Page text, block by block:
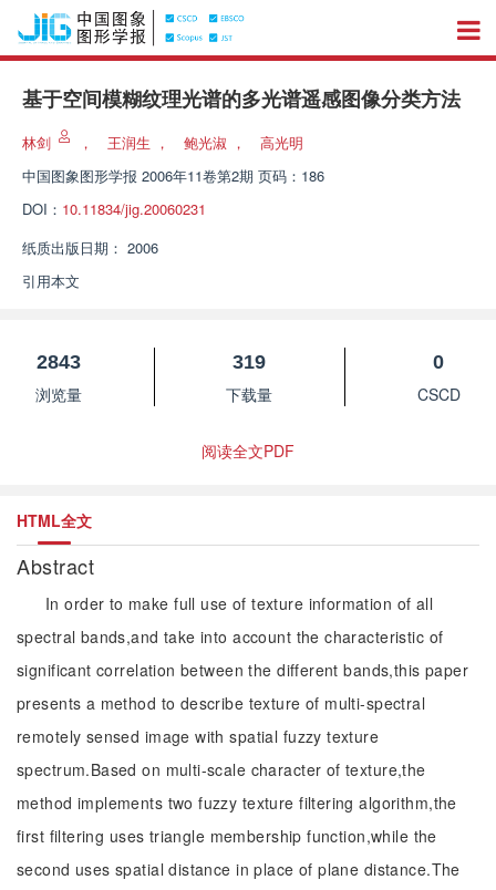
基于空间模糊纹理光谱的多光谱遥感图像分类方法
林剑 ， 王润生 ， 鲍光淑 ，
高光明
中国图象图形学报 2006年11卷第2期 页码：186
DOI： 10.11834/jig.20060231
纸质出版日期： 2006
引用本文
2843
浏览量
319
下载量
0
CSCD
阅读全文PDF
HTML全文
Abstract
In order to make full use of texture information of all
spectral bands,and take into account the characteristic of
significant correlation between the different bands,this paper
presents a method to describe texture of multi-spectral
remotely sensed image with spatial fuzzy texture
spectrum.Based on multi-scale character of texture,the
method implements two fuzzy texture filtering algorithm,the
first filtering uses triangle membership function,while the
second uses spatial distance in place of plane distance.The